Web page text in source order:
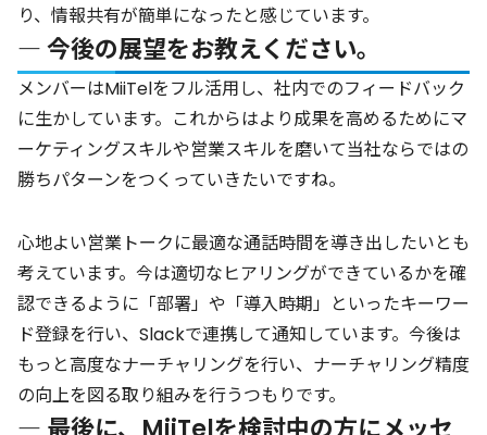
り、情報共有が簡単になったと感じています。
― 今後の展望をお教えください。
メンバーはMiiTelをフル活用し、社内でのフィードバック
に生かしています。これからはより成果を高めるためにマ
ーケティングスキルや営業スキルを磨いて当社ならではの
勝ちパターンをつくっていきたいですね。
心地よい営業トークに最適な通話時間を導き出したいとも
考えています。今は適切なヒアリングができているかを確
認できるように「部署」や「導入時期」といったキーワー
ド登録を行い、Slackで連携して通知しています。今後は
もっと高度なナーチャリングを行い、ナーチャリング精度
の向上を図る取り組みを行うつもりです。